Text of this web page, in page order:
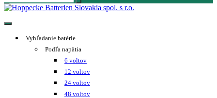
Hoppecke Batterien Slovakia spol. s r.o.
Online B2B konfigurátor HOPPECKE
Vyhľadanie batérie
Podľa napätia
6 voltov
12 voltov
24 voltov
48 voltov